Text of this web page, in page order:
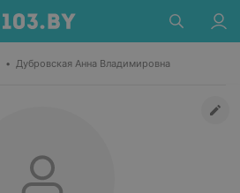
• Дубровская Анна Владимировна